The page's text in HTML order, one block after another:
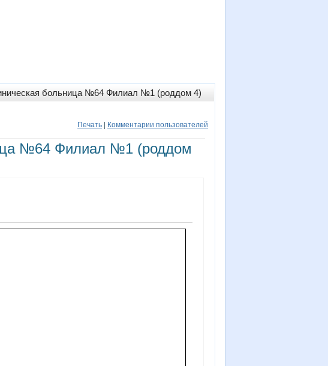
больница №64 Филиал №1 (роддом 4)
Печать Комментарии пользователей
№64 Филиал №1 (роддом